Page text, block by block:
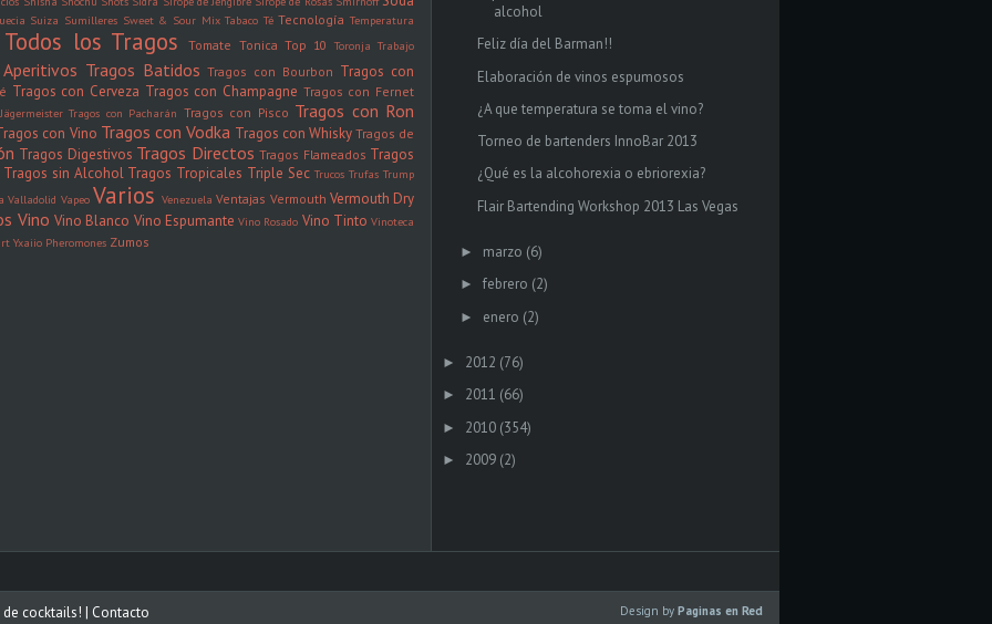
Suiza Sumilleres Sweet & Sour Mix Tabaco Té Tecnología Temperatura
Todos los Tragos Tomate Tonica Top 10 Toronja Trabajo
Tragos Batidos Tragos con Bourbon Tragos con
Tragos con Cerveza Tragos con Champagne Tragos con Fernet
Tragos con Pacharán Tragos con Pisco Tragos con Ron
con Vino Tragos con Vodka Tragos con Whisky Tragos de
Tragos Digestivos Tragos Directos Tragos Flameados Tragos
Tragos sin Alcohol Tragos Tropicales Triple Sec Trucos Trufas Trump
Valladolid Vapeo Varios Venezuela Ventajas Vermouth Vermouth Dry
Vino Vino Blanco Vino Espumante Vino Rosado Vino Tinto Vinoteca
Yxaiio Pheromones Zumos
alcohol
Feliz día del Barman!!
Elaboración de vinos espumosos
¿A que temperatura se toma el vino?
Torneo de bartenders InnoBar 2013
¿Qué es la alcohorexia o ebriorexia?
Flair Bartending Workshop 2013 Las Vegas
► marzo (6)
► febrero (2)
► enero (2)
► 2012 (76)
► 2011 (66)
► 2010 (354)
► 2009 (2)
de cocktails! | Contacto
Design by Paginas en Red